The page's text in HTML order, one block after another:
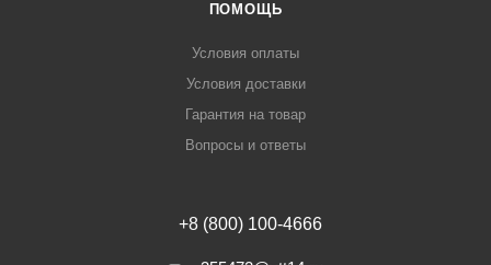
ПОМОЩЬ
Условия оплаты
Условия доставки
Гарантия на товар
Вопросы и ответы
+8 (800) 100-4666